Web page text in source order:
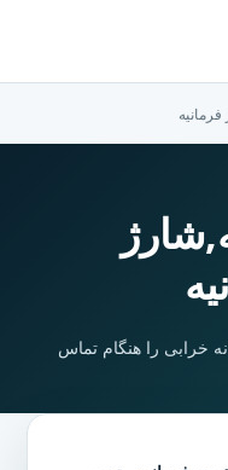
فرمانیه
خرابی را هنگام تماس